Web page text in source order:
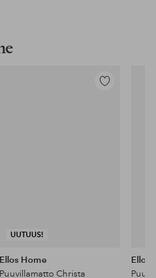
UUTUUS!
Lisää
Ellos Home
Puuvillamatto Christa
Ellos